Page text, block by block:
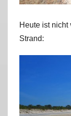
Heute ist
Strand: